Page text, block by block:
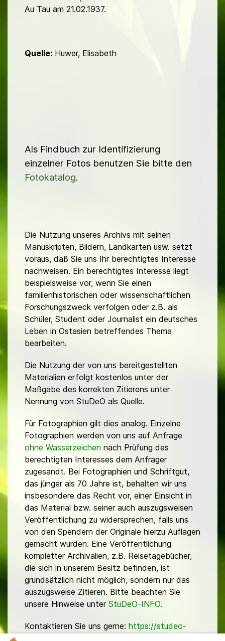
Au Tau am 21.02.1937.
Quelle: Huwer, Elisabeth
Als Findbuch zur Identifizierung
einzelner Fotos benutzen Sie bitte den
Fotokatalog.
Die Nutzung unseres Archivs mit seinen
Manuskripten, Bildern, Landkarten usw. setzt
voraus, daß Sie uns Ihr berechtigtes Interesse
nachweisen. Ein berechtigtes Interesse liegt
beispielsweise vor, wenn Sie einen
familienhistorischen oder wissenschaftlichen
Forschungszweck verfolgen oder z.B. als
Schüler, Student oder Journalist ein deutsches
Leben in Ostasien betreffendes Thema
bearbeiten.
Die Nutzung der von uns bereitgestellten
Materialien erfolgt kostenlos unter der
Maßgabe des korrekten Zitierens unter
Nennung von StuDeO als Quelle.
Für Fotographien gilt dies analog. Einzelne
Fotographien werden von uns auf Anfrage
ohne Wasserzeichen nach Prüfung des
berechtigten Interesses dem Anfrager
zugesandt. Bei Fotographien und Schriftgut,
das jünger als 70 Jahre ist, behalten wir uns
insbesondere das Recht vor, einer Einsicht in
das Material bzw. seiner auch auszugsweisen
Veröffentlichung zu widersprechen, falls uns
von den Spendern der Originale hierzu Auflagen
gemacht wurden. Eine Veröffentlichung
kompletter Archivalien, z.B. Reisetagebücher,
die sich in unserem Besitz befinden, ist
grundsätzlich nicht möglich, sondern nur das
auszugsweise Zitieren. Bitte beachten Sie
unsere Hinweise unter StuDeO-INFO.
Kontaktieren Sie uns gerne: https://studeo-